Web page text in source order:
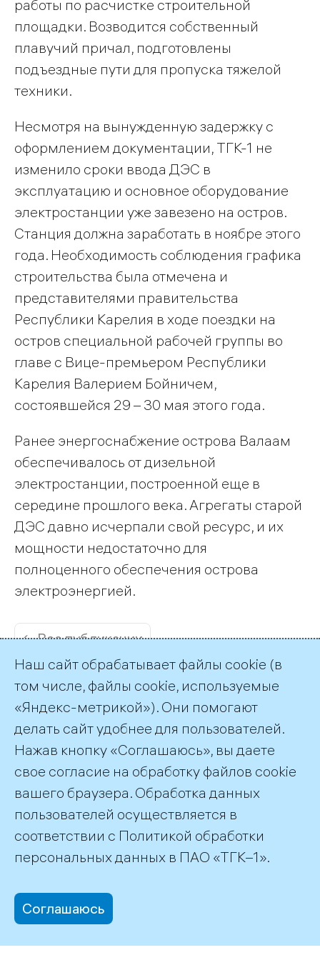
работы по расчистке строительной
площадки. Возводится собственный
плавучий причал, подготовлены
подъездные пути для пропуска тяжелой
техники.
Несмотря на вынужденную задержку с
оформлением документации, ТГК-1 не
изменило сроки ввода ДЭС в
эксплуатацию и основное оборудование
электростанции уже завезено на остров.
Станция должна заработать в ноябре этого
года. Необходимость соблюдения графика
строительства была отмечена и
представителями правительства
Республики Карелия в ходе поездки на
остров специальной рабочей группы во
главе с Вице-премьером Республики
Карелия Валерием Бойничем,
состоявшейся 29 – 30 мая этого года.
Ранее энергоснабжение острова Валаам
обеспечивалось от дизельной
электростанции, построенной еще в
середине прошлого века. Агрегаты старой
ДЭС давно исчерпали свой ресурс, и их
мощности недостаточно для
полноценного обеспечения острова
электроэнергией.
← Все публикации
Пресс-служба ТГК-1
press@tgc1.ru
©2026 ПАО «ТГК–1»
office@tgc1.ru
Наш сайт обрабатывает файлы cookie (в
том числе, файлы cookie, используемые
«Яндекс-метрикой»). Они помогают
делать сайт удобнее для пользователей.
Нажав кнопку «Соглашаюсь», вы даете
свое согласие на обработку файлов cookie
вашего браузера. Обработка данных
пользователей осуществляется в
соответствии с Политикой обработки
персональных данных в ПАО «ТГК–1».
Соглашаюсь